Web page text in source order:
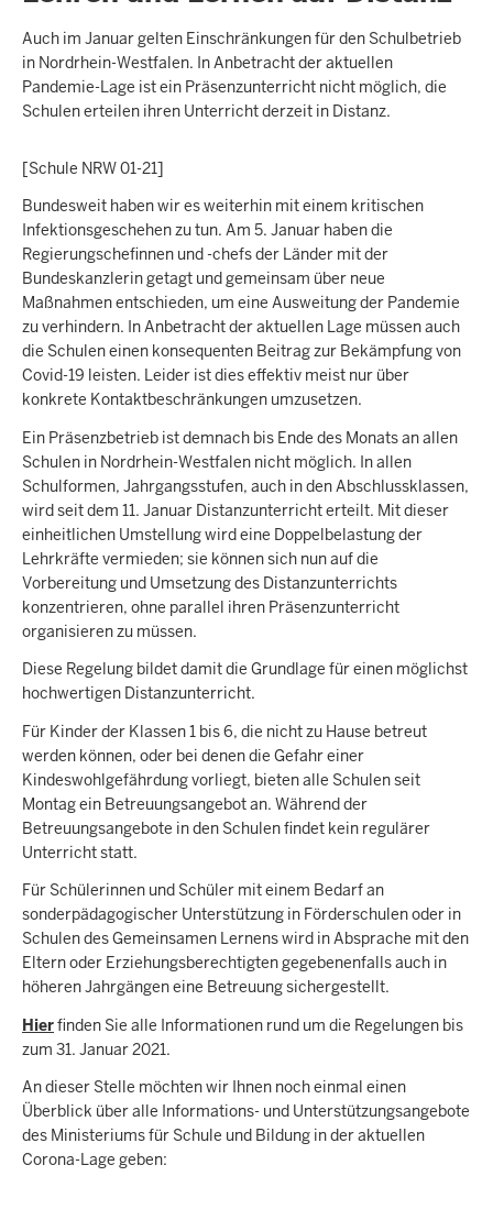
Auch im Januar gelten Einschränkungen für den Schulbetrieb
in Nordrhein-Westfalen. In Anbetracht der aktuellen
Pandemie-Lage ist ein Präsenzunterricht nicht möglich, die
Schulen erteilen ihren Unterricht derzeit in Distanz.
[Schule NRW 01-21]
Bundesweit haben wir es weiterhin mit einem kritischen
Infektionsgeschehen zu tun. Am 5. Januar haben die
Regierungschefinnen und -chefs der Länder mit der
Bundeskanzlerin getagt und gemeinsam über neue
Maßnahmen entschieden, um eine Ausweitung der Pandemie
zu verhindern. In Anbetracht der aktuellen Lage müssen auch
die Schulen einen konsequenten Beitrag zur Bekämpfung von
Covid-19 leisten. Leider ist dies effektiv meist nur über
konkrete Kontaktbeschränkungen umzusetzen.
Ein Präsenzbetrieb ist demnach bis Ende des Monats an allen
Schulen in Nordrhein-Westfalen nicht möglich. In allen
Schulformen, Jahrgangsstufen, auch in den Abschlussklassen,
wird seit dem 11. Januar Distanzunterricht erteilt. Mit dieser
einheitlichen Umstellung wird eine Doppelbelastung der
Lehrkräfte vermieden; sie können sich nun auf die
Vorbereitung und Umsetzung des Distanzunterrichts
konzentrieren, ohne parallel ihren Präsenzunterricht
organisieren zu müssen.
Diese Regelung bildet damit die Grundlage für einen möglichst
hochwertigen Distanzunterricht.
Für Kinder der Klassen 1 bis 6, die nicht zu Hause betreut
werden können, oder bei denen die Gefahr einer
Kindeswohlgefährdung vorliegt, bieten alle Schulen seit
Montag ein Betreuungsangebot an. Während der
Betreuungsangebote in den Schulen findet kein regulärer
Unterricht statt.
Für Schülerinnen und Schüler mit einem Bedarf an
sonderpädagogischer Unterstützung in Förderschulen oder in
Schulen des Gemeinsamen Lernens wird in Absprache mit den
Eltern oder Erziehungsberechtigten gegebenenfalls auch in
höheren Jahrgängen eine Betreuung sichergestellt.
Hierfinden Sie alle Informationen rund um die Regelungen bis
zum 31. Januar 2021.
An dieser Stelle möchten wir Ihnen noch einmal einen
Überblick über alle Informations- und Unterstützungsangebote
des Ministeriums für Schule und Bildung in der aktuellen
Corona-Lage geben: